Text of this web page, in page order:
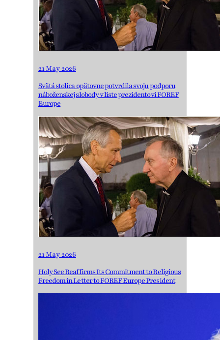
21 May 2026
Svätá stolica opätovne potvrdila svoju podporu
náboženskej slobody v liste prezidentovi FOREF
Europe
21 May 2026
Holy See Reaffirms Its Commitment to Religious
Freedom in Letter to FOREF Europe President